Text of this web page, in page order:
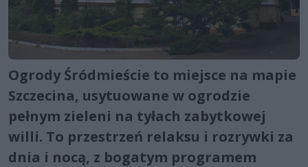
Ogrody Śródmieście to miejsce na mapie
Szczecina, usytuowane w ogrodzie
pełnym zieleni na tyłach zabytkowej
willi. To przestrzeń relaksu i rozrywki za
dnia i nocą, z bogatym programem